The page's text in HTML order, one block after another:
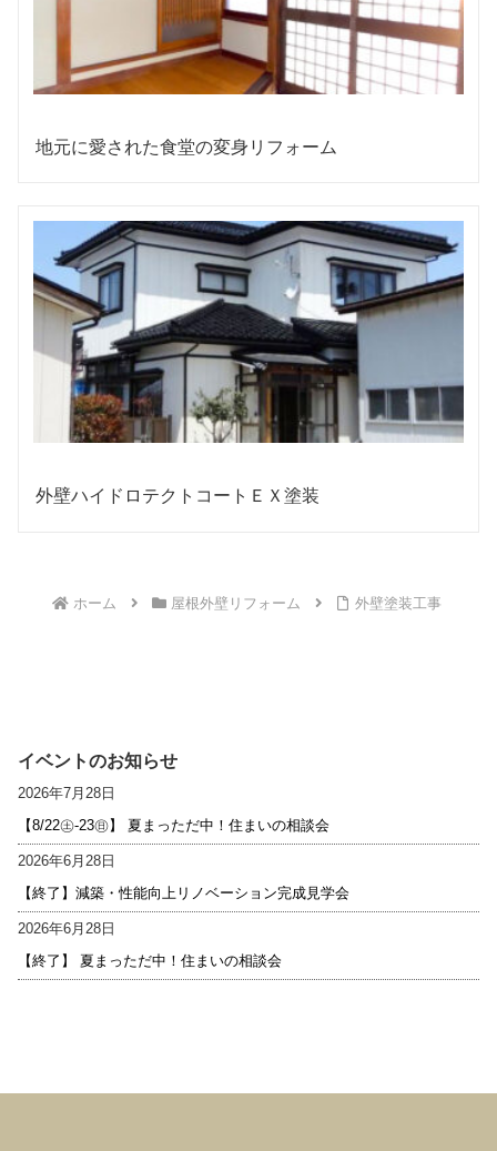
地元に愛された食堂の変身リフォーム
外壁ハイドロテクトコートＥＸ塗装
ホーム 屋根外壁リフォーム 外壁塗装工事
イベントのお知らせ
2026年7月28日
【8/22㊏-23㊐】 夏まっただ中！住まいの相談会
2026年6月28日
【終了】減築・性能向上リノベーション完成見学会
2026年6月28日
【終了】 夏まっただ中！住まいの相談会